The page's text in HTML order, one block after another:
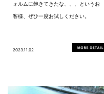
ォルムに飽きてきたな、、、というお
客様、ぜひ一度お試しください。
2023.11.02